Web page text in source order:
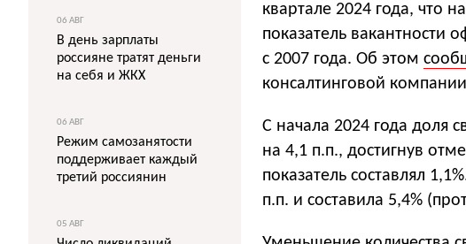
квартале 2024 года, что
показатель
с 2007 года. Об этом
консалтинговой
С начала 2024 года доля
на 4,1 п.п., достигнув
показатель составлял
п.п. и составила 5,4%
06 АВГ
В день зарплаты
россияне тратят деньги
на себя и ЖКХ
06 АВГ
Режим самозанятости
поддерживает каждый
третий россиянин
05 АВГ